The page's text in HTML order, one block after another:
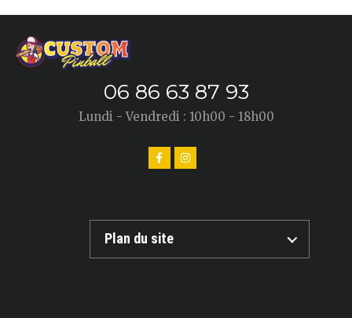
06 86 63 87 93
Lundi - Vendredi : 10h00 - 18h00
Plan du site